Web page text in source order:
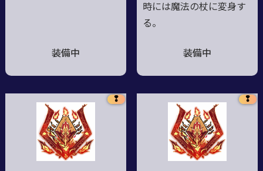
装備中
時には魔法の杖に変身す
る。
装備中
❢ ❢